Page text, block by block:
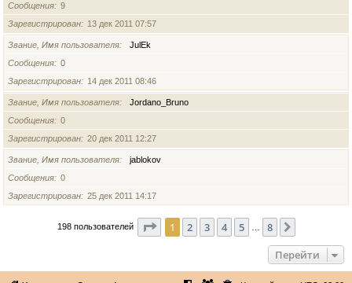
Сообщения
9
Зарегистрирован
13 дек 2011 07:57
Звание, Имя пользователя
JulEk
Сообщения
0
Зарегистрирован
14 дек 2011 08:46
Звание, Имя пользователя
Jordano_Bruno
Сообщения
0
Зарегистрирован
20 дек 2011 12:27
Звание, Имя пользователя
jablokov
Сообщения
0
Зарегистрирован
25 дек 2011 14:17
198 пользователей Страница из
1 2 3 4 5 8
Перейти